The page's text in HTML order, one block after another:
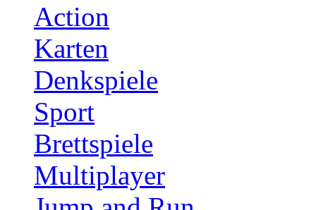
Action
Karten
Denkspiele
Sport
Brettspiele
Multiplayer